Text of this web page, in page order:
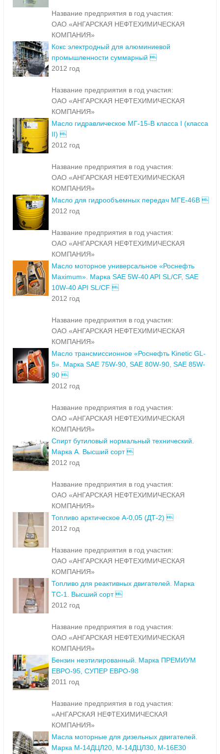
Название предприятия в год участия:
ОАО «АНГАРСКАЯ НЕФТЕХИМИЧЕСКАЯ
КОМПАНИЯ»
Кокс электродный для алюминиевой
промышленности суммарный 
2012 год
Название предприятия в год участия:
ОАО «АНГАРСКАЯ НЕФТЕХИМИЧЕСКАЯ
КОМПАНИЯ»
Масло гидравлическое МГ-15-В класса I (класса
II) 
2012 год
Название предприятия в год участия:
ОАО «АНГАРСКАЯ НЕФТЕХИМИЧЕСКАЯ
КОМПАНИЯ»
Масло для гидрообъемных передач МГЕ-46В 
2012 год
Название предприятия в год участия:
ОАО «АНГАРСКАЯ НЕФТЕХИМИЧЕСКАЯ
КОМПАНИЯ»
Масло моторное универсальное «Роснефть
Maximum». Марка SAE 5W-40 API SL/CF, SAE
10W-40 API SL/CF 
2012 год
Название предприятия в год участия:
ОАО «АНГАРСКАЯ НЕФТЕХИМИЧЕСКАЯ
КОМПАНИЯ»
Масло трансмиссионное «Роснефть Kinetic GL-
5». Марка SAE 75W-90, SAE 80W-90, SAE 85W-
90 
2012 год
Название предприятия в год участия:
ОАО «АНГАРСКАЯ НЕФТЕХИМИЧЕСКАЯ
КОМПАНИЯ»
Спирт бутиловый нормальный технический.
Марка А. Высший сорт 
2012 год
Название предприятия в год участия:
ОАО «АНГАРСКАЯ НЕФТЕХИМИЧЕСКАЯ
КОМПАНИЯ»
Топливо арктическое А-0,05 (ДТ-2) 
2012 год
Название предприятия в год участия:
ОАО «АНГАРСКАЯ НЕФТЕХИМИЧЕСКАЯ
КОМПАНИЯ»
Топливо для реактивных двигателей. Марка
ТС-1. Высший сорт 
2012 год
Название предприятия в год участия:
ОАО «АНГАРСКАЯ НЕФТЕХИМИЧЕСКАЯ
КОМПАНИЯ»
Бензин неэтилированный. Марка ПРЕМИУМ
ЕВРО-95, СУПЕР ЕВРО-98
2011 год
Название предприятия в год участия:
«АНГАРСКАЯ НЕФТЕХИМИЧЕСКАЯ
КОМПАНИЯ»
Масла моторные для дизельных двигателей.
Марка М-14ДЦЛ20, М-14ДЦЛ30, М-16Е30